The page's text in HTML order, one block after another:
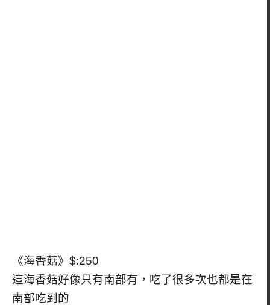
《海香菇》$:250
這海香菇好像只有南部有，吃了很多次也都是在
南部吃到的